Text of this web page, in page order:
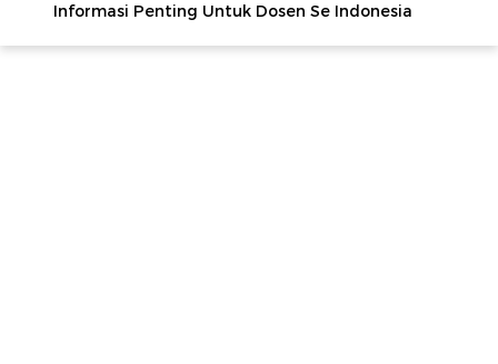
Informasi Penting Untuk Dosen Se Indonesia